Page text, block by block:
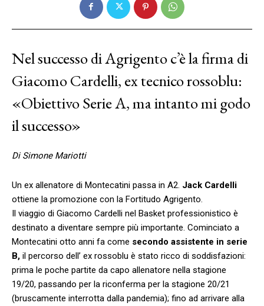
Nel successo di Agrigento c’è la firma di
Giacomo Cardelli, ex tecnico rossoblu:
«Obiettivo Serie A, ma intanto mi godo
il successo»
Di Simone Mariotti
Un ex allenatore di Montecatini passa in A2. Jack Cardelli
ottiene la promozione con la Fortitudo Agrigento.
Il viaggio di Giacomo Cardelli nel Basket professionistico è
destinato a diventare sempre più importante. Cominciato a
Montecatini otto anni fa come secondo assistente in serie
B, il percorso dell’ ex rossoblu è stato ricco di soddisfazioni:
prima le poche partite da capo allenatore nella stagione
19/20, passando per la riconferma per la stagione 20/21
(bruscamente interrotta dalla pandemia); fino ad arrivare alla